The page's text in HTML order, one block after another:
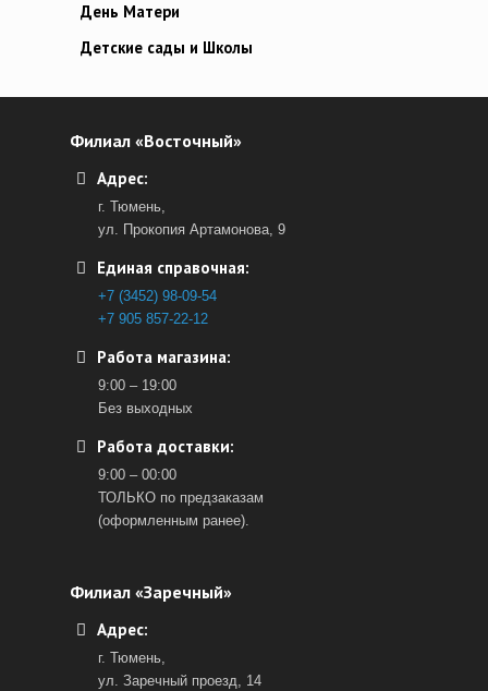
День Матери
Детские сады и Школы
Филиал «Восточный»
Адрес:
г. Тюмень,
ул. Прокопия Артамонова, 9
Единая справочная:
+7 (3452) 98-09-54
+7 905 857-22-12
Работа магазина:
9:00 – 19:00
Без выходных
Работа доставки:
9:00 – 00:00
ТОЛЬКО по предзаказам
(оформленным ранее).
Филиал «Заречный»
Адрес:
г. Тюмень,
ул. Заречный проезд, 14